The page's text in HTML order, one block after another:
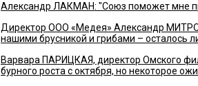
Александр ЛАКМАН: "Союз поможет мне
Директор ООО «Медея» Александр
нашими брусникой и грибами – осталось
Варвара ПАРИЦКАЯ, директор Омского
бурного роста с октября, но некоторое